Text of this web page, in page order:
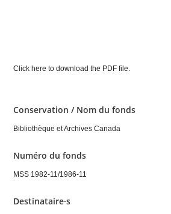
Click here to download the PDF file.
Conservation / Nom du fonds
Bibliothèque et Archives Canada
Numéro du fonds
MSS 1982-11/1986-11
Destinataire·s